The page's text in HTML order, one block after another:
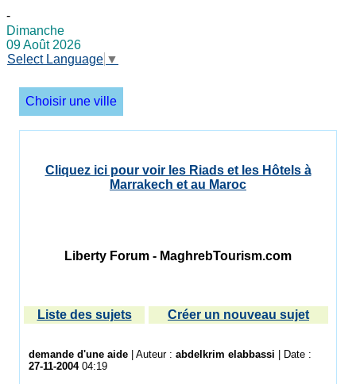
-
Dimanche
09 Août 2026
Select Language ▼
Choisir une ville
Cliquez ici pour voir les Riads et les Hôtels à
Marrakech et au Maroc
Liberty Forum - MaghrebTourism.com
Liste des sujets Créer un nouveau sujet
demande d'une aide | Auteur : abdelkrim elabbassi | Date :
27-11-200404:19